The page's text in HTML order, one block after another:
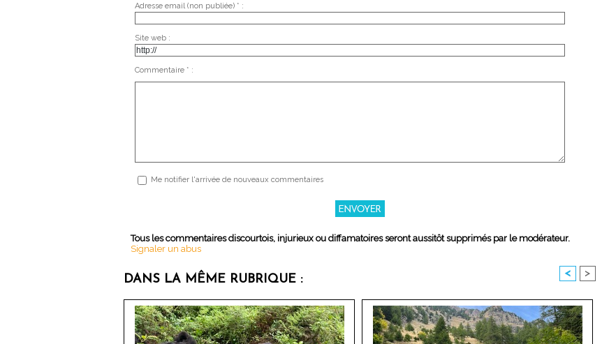
Adresse email (non publiée) * :
Site web :
Commentaire * :
Me notifier l'arrivée de nouveaux commentaires
Tous les commentaires discourtois, injurieux ou diffamatoires seront aussitôt supprimés par le modérateur.
Signaler un abus
DANS LA MÊME RUBRIQUE : < >